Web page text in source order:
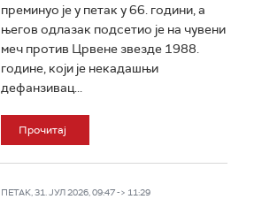
преминуо је у петак у 66. години, а
његов одлазак подсетио је на чувени
меч против Црвене звезде 1988.
године, који је некадашњи
дефанзивац...
Прочитај
ПЕТАК, 31. ЈУЛ 2026, 09:47 -> 11:29